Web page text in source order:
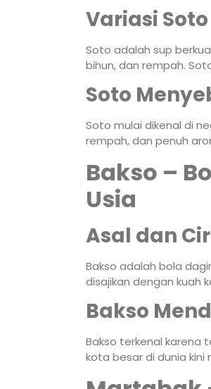
Variasi
Soto adalah sup
bihun, dan rempah.
Soto
Soto mulai dikenal di
rempah, dan penuh
Bakso –
Usia
Asal dan
Bakso adalah bola
disajikan dengan kuah
Bakso
Bakso terkenal karena
kota besar di dunia